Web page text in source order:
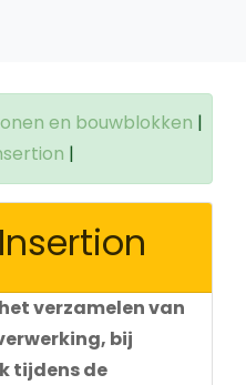
en bouwblokken |
|
verzamelen van
bij
tijdens de